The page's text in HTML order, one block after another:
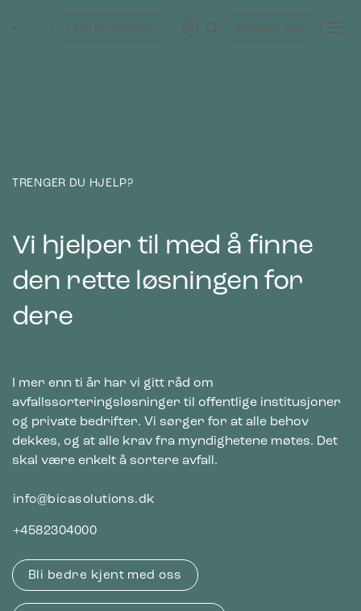
Finn forhandler Kontakt oss
TRENGER DU HJELP?
Vi hjelper til med å finne
den rette løsningen for
dere
I mer enn ti år har vi gitt råd om
avfallssorteringsløsninger til offentlige institusjoner
og private bedrifter. Vi sørger for at alle behov
dekkes, og at alle krav fra myndighetene møtes. Det
skal være enkelt å sortere avfall.
info@bicasolutions.dk
+4582304000
Bli bedre kjent med oss